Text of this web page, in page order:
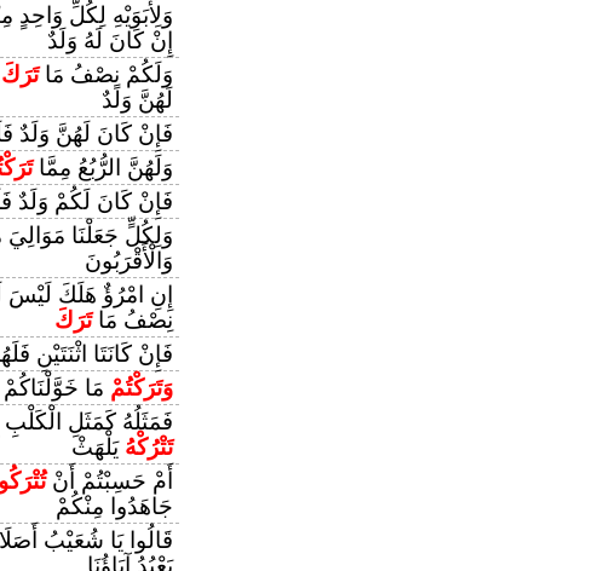
وَلِأَبَوَيْهِ لِكُلِّ
إِنْ كَانَ لَهُ وَلَدٌ
وَلَكُمْ نِصْفُ مَاتَرَكَ
لَهُنَّ وَلَدٌ
فَإِنْ كَانَ لَهُنَّ وَلَدٌ
وَلَهُنَّ الرُّبُعُ مِمَّا
فَإِنْ كَانَ لَكُمْ وَلَدٌ
وَلِكُلٍّ جَعَلْنَا
وَالْأَقْرَبُونَ
إِنِ امْرُؤٌ هَلَكَ لَيْسَ
نِصْفُ مَاتَرَكَ
فَإِنْ كَانَتَا اثْنَتَيْنِ
وَتَرَكْتُمْ مَا
فَمَثَلُهُ كَمَثَلِ
تَتْرُكْهُ يَلْهَثْ
أَمْ حَسِبْتُمْ أَنْتُتْرَكُوا
جَاهَدُوا مِنْكُمْ
قَالُوا يَا شُعَيْبُ
يَعْبُدُ آبَاؤُنَا